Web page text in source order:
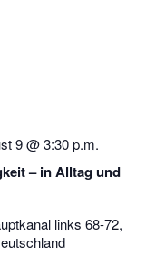
– in Alltag und
9 @ 3:30 p.m.
links 68-72,